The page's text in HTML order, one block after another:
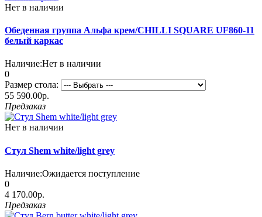
Нет в наличии
Обеденная группа Альфа крем/CHILLI SQUARE UF860-11
белый каркас
Наличие:Нет в наличии
0
Размер стола:
55 590.00р.
Предзаказ
Нет в наличии
Стул Shem white/light grey
Наличие:Ожидается поступление
0
4 170.00р.
Предзаказ